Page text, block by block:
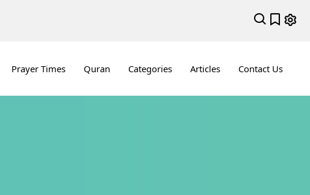
Prayer Times Quran Categories Articles Contact Us